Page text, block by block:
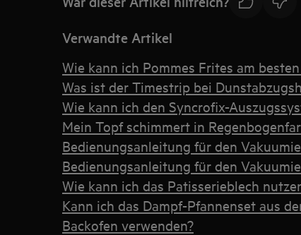
Verwandte Artikel
Wie kann ich Pommes Frites am
Was ist der Timestrip bei
Wie kann ich den Syncrofix-
Mein Topf schimmert in
Bedienungsanleitung für den
Bedienungsanleitung für den
Wie kann ich das Patisserieblech
Kann ich das Dampf-Pfannenset aus
Backofen verwenden?